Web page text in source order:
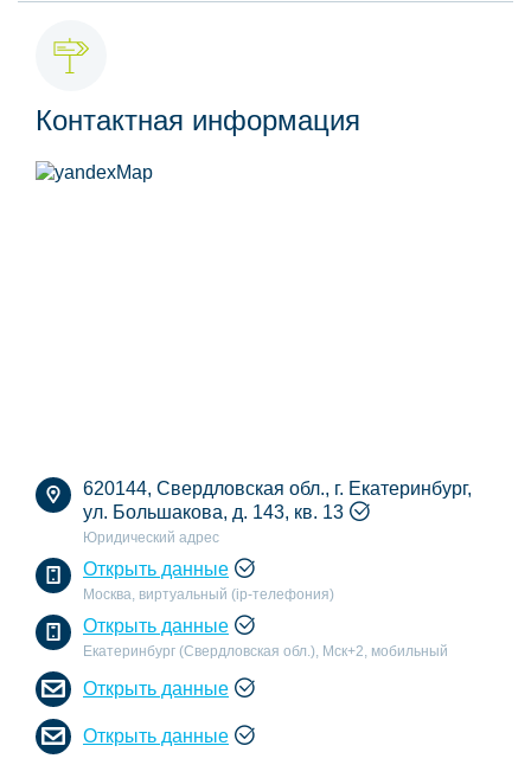
Контактная информация
620144, Свердловская обл., г. Екатеринбург,
ул. Большакова, д. 143, кв. 13
Юридический адрес
Открыть данные
Москва, виртуальный (ip-телефония)
Открыть данные
Екатеринбург (Свердловская обл.), Мск+2, мобильный
Открыть данные
Открыть данные